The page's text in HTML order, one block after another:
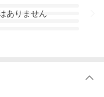
ありません